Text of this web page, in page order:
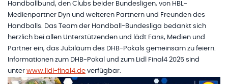
Handballbund, den Clubs beider Bundesligen, von HBL-
Medienpartner Dyn und weiteren Partnern und Freunden des
Handballs. Das Team der Handball-Bundesliga bedankt sich
herzlich bei allen Unterstützenden und lädt Fans, Medien und
Partner ein, das Jubiläum des DHB-Pokals gemeinsam zu feiern.
Informationen zum DHB-Pokal und zum Lidl Final4 2025 sind
unter www.lidl-final4.de verfügbar.